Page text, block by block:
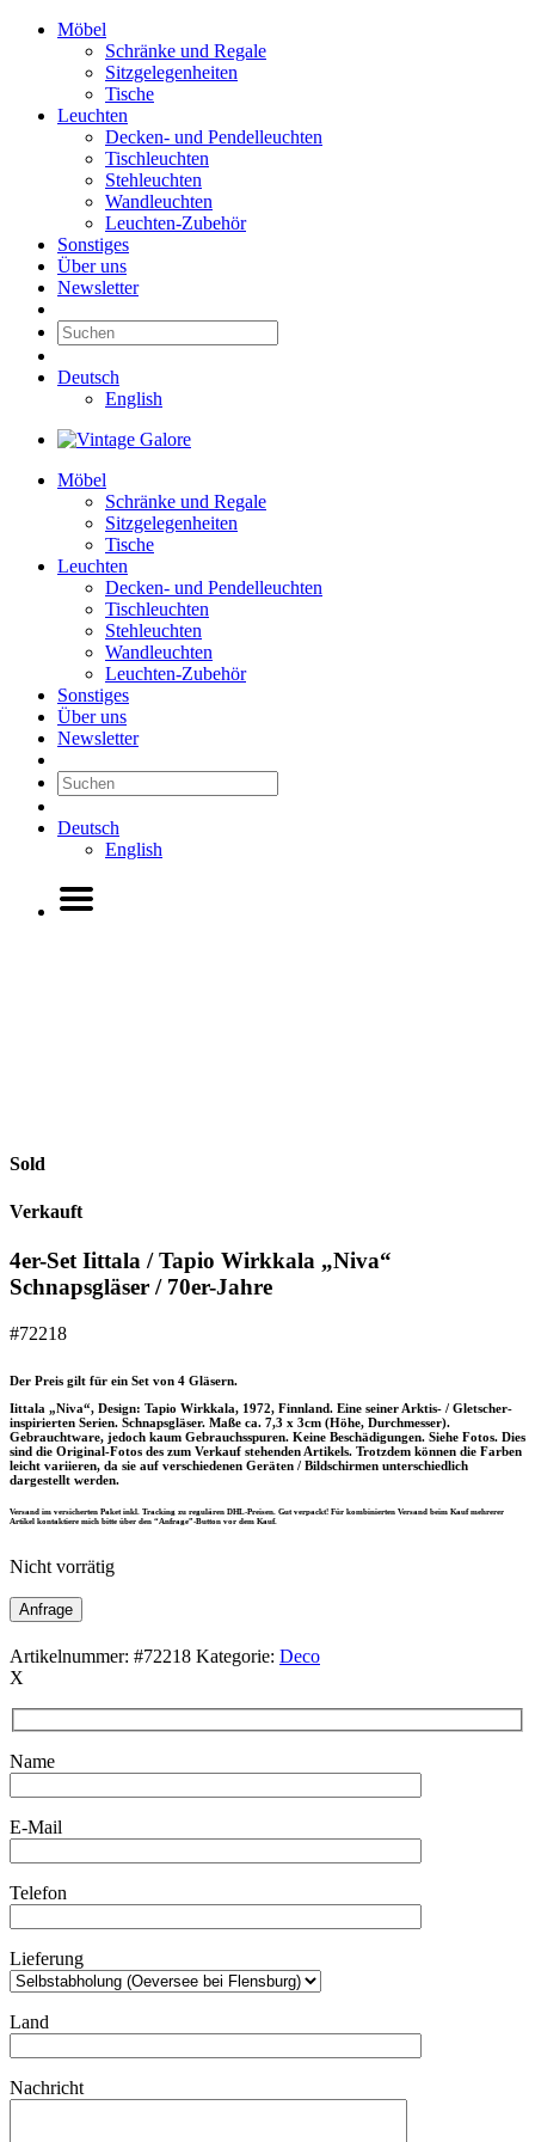
Möbel
Schränke und Regale
Sitzgelegenheiten
Tische
Leuchten
Decken- und Pendelleuchten
Tischleuchten
Stehleuchten
Wandleuchten
Leuchten-Zubehör
Sonstiges
Über uns
Newsletter
Deutsch
English
Möbel
Schränke und Regale
Sitzgelegenheiten
Tische
Leuchten
Decken- und Pendelleuchten
Tischleuchten
Stehleuchten
Wandleuchten
Leuchten-Zubehör
Sonstiges
Über uns
Newsletter
Deutsch
English
Sold
Verkauft
4er-Set Iittala / Tapio Wirkkala „Niva“
Schnapsgläser / 70er-Jahre
#72218
Der Preis gilt für ein Set von 4 Gläsern.
Iittala „Niva“, Design: Tapio Wirkkala, 1972, Finnland. Eine seiner Arktis- / Gletscher-
inspirierten Serien. Schnapsgläser. Maße ca. 7,3 x 3cm (Höhe, Durchmesser).
Gebrauchtware, jedoch kaum Gebrauchsspuren. Keine Beschädigungen. Siehe Fotos. Dies
sind die Original-Fotos des zum Verkauf stehenden Artikels. Trotzdem können die Farben
leicht variieren, da sie auf verschiedenen Geräten / Bildschirmen unterschiedlich
dargestellt werden.
Versand im versicherten Paket inkl. Tracking zu regulären DHL-Preisen. Gut verpackt! Für kombinierten Versand beim Kauf mehrerer
Artikel kontaktiere mich bitte über den “Anfrage”-Button vor dem Kauf.
Nicht vorrätig
Anfrage
Artikelnummer: #72218 Kategorie: Deco
X
Name
E-Mail
Telefon
Lieferung
Land
Nachricht